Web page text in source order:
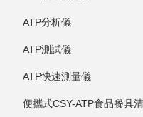
ATP分析儀
ATP測試儀
ATP快速測量儀